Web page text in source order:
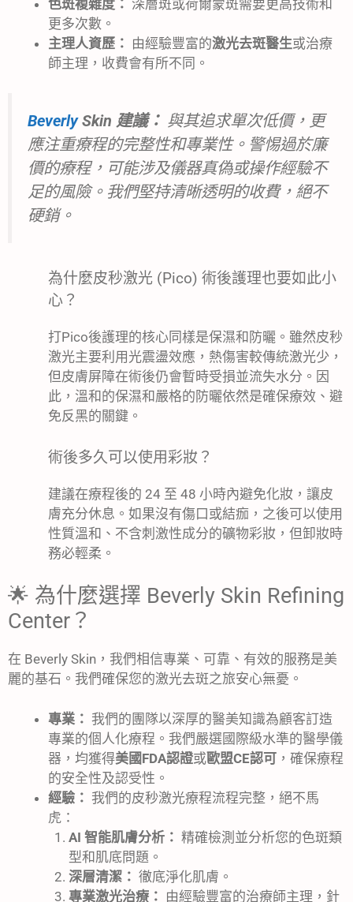
色斑複雜度： 深層斑或荷爾蒙斑需要更高技術和
更多次數。
主理人資歷： 由經驗豐富的激光去斑醫生或治療
師主理，收費會有所不同。
BeverlySkin 建議： 與其追求單次低價，更
應注重療程的完整性和專業性。警惕過於廉
價的療程，可能涉及儀器真偽或操作經驗不
足的風險。我們堅持清晰透明的收費，絕不
硬銷。
為什麼皮秒激光 (Pico) 術後護理也要如此小
心？
打Pico後護理的核心同樣是保濕和防曬。雖然皮秒
激光主要利用光震盪效應，熱傷害較傳統激光少，
但皮膚屏障在術後仍會暫時受損並流失水分。因
此，溫和的保濕和嚴格的防曬依然是確保療效、避
免反黑的關鍵。
術後多久可以使用彩妝？
建議在療程後的 24 至 48 小時內避免化妝，讓皮
膚充分休息。如果沒有傷口或結痂，之後可以使用
性質溫和、不含刺激性成分的礦物彩妝，但卸妝時
務必輕柔。
🌟 為什麼選擇 Beverly Skin Refining
Center？
在 Beverly Skin，我們相信專業、可靠、有效的服務是美
麗的基石。我們確保您的激光去斑之旅安心無憂。
專業： 我們的團隊以深厚的醫美知識為顧客訂造
專業的個人化療程。我們嚴選國際級水準的醫學儀
器，均獲得美國FDA認證或歐盟CE認可 ，確保療程
的安全性及認受性。
經驗： 我們的皮秒激光療程流程完整，絕不馬
虎：
AI 智能肌膚分析： 精確檢測並分析您的色斑類
型和肌底問題。
深層清潔： 徹底淨化肌膚。
專業激光治療： 由經驗豐富的治療師主理，針